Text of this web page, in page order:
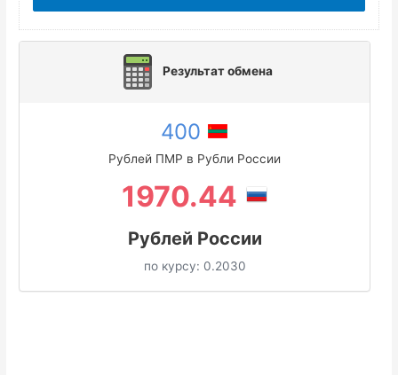
Результат обмена
400
Рублей ПМР в Рубли России
1970.44
Рублей России
по курсу: 0.2030